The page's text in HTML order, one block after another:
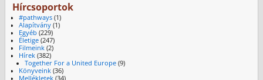
Hírcsoportok
#pathways(1)
Alapítvány(1)
Egyéb (229)
Életige(247)
Filmeink(2)
Hírek(382)
Together For a United Europe (9)
Könyveink(36)
Mellékletek(34)